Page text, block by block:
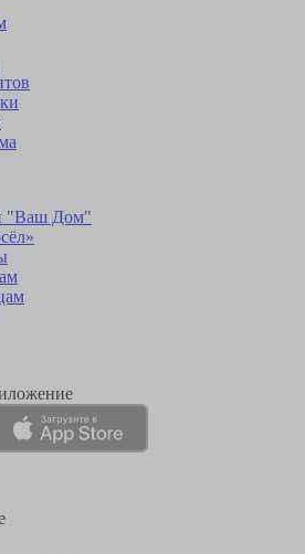
"Ваш Дом"